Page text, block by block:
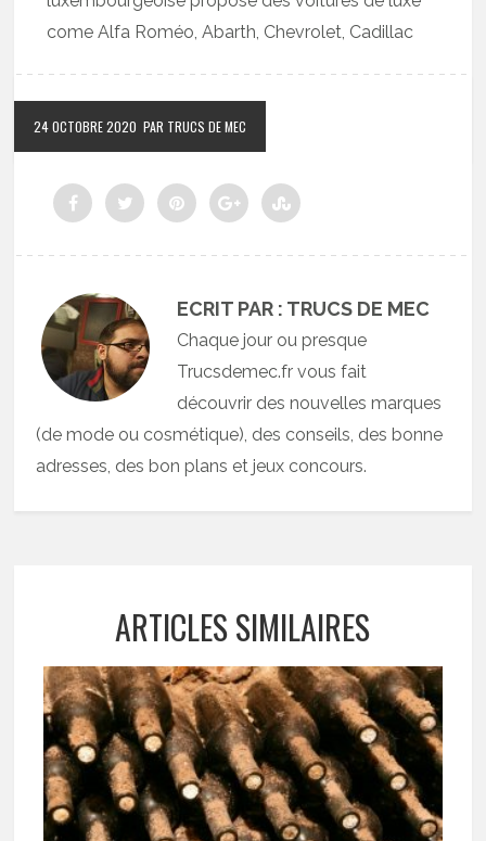
come Alfa Roméo, Abarth, Chevrolet, Cadillac
24 OCTOBRE 2020 PAR TRUCS DE MEC
ECRIT PAR : TRUCS DE MEC
Chaque jour ou presque
Trucsdemec.fr vous fait
découvrir des nouvelles marques
(de mode ou cosmétique), des conseils, des bonne
adresses, des bon plans et jeux concours.
ARTICLES SIMILAIRES